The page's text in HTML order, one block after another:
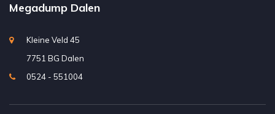
Megadump Dalen
Kleine Veld 45
7751 BG Dalen
0524 - 551004